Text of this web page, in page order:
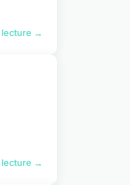
lecture →
lecture →